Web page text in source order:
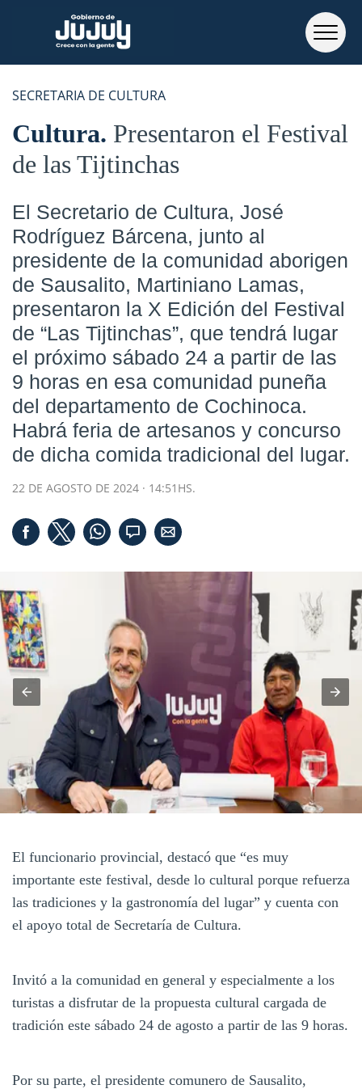
SECRETARIA DE CULTURA
Cultura Presentaron el Festival
de las Tijtinchas
El Secretario de Cultura, José
Rodríguez Bárcena, junto al
presidente de la comunidad aborigen
de Sausalito, Martiniano Lamas,
presentaron la X Edición del Festival
de “Las Tijtinchas”, que tendrá lugar
el próximo sábado 24 a partir de las
9 horas en esa comunidad puneña
del departamento de Cochinoca.
Habrá feria de artesanos y concurso
de dicha comida tradicional del lugar.
22 DE AGOSTO DE 2024 · 14:51HS.
El funcionario provincial, destacó que “es muy
importante este festival, desde lo cultural porque refuerza
las tradiciones y la gastronomía del lugar” y cuenta con
el apoyo total de Secretaría de Cultura.
Invitó a la comunidad en general y especialmente a los
turistas a disfrutar de la propuesta cultural cargada de
tradición este sábado 24 de agosto a partir de las 9 horas.
Por su parte, el presidente comunero de Sausalito,